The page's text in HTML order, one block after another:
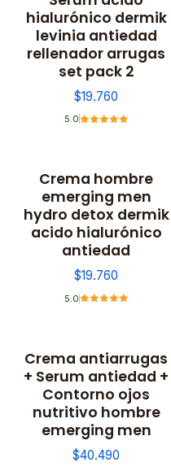
No disponible
hialurónico dermik
levinia antiedad
rellenador arrugas
set pack 2
$19.760
5.0
Crema hombre
emerging men
hydro detox dermik
acido hialurónico
antiedad
$19.760
5.0
Crema antiarrugas
+ Serum antiedad +
Contorno ojos
nutritivo hombre
emerging men
$40.490